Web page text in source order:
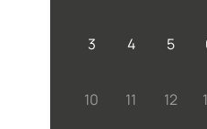
3 4 5
10 11 12